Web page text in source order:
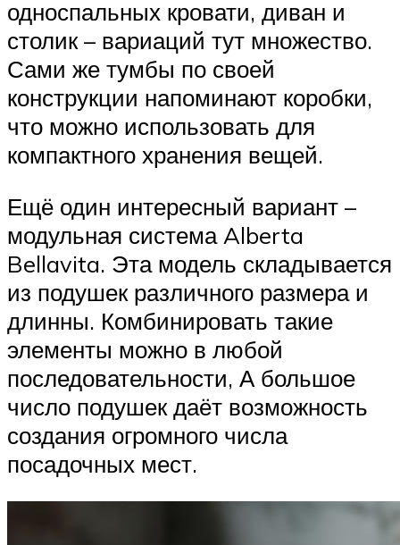
односпальных кровати, диван и
столик – вариаций тут множество.
Сами же тумбы по своей
конструкции напоминают коробки,
что можно использовать для
компактного хранения вещей.
Ещё один интересный вариант –
модульная система Alberta
Bellavita. Эта модель складывается
из подушек различного размера и
длинны. Комбинировать такие
элементы можно в любой
последовательности, А большое
число подушек даёт возможность
создания огромного числа
посадочных мест.